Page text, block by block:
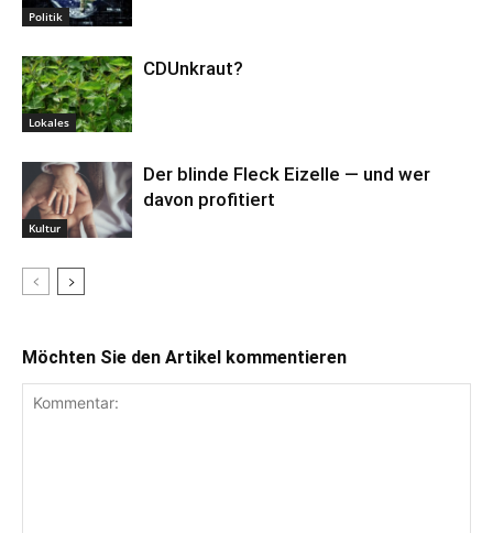
Politik
Lokales
CDUnkraut?
Kultur
Der blinde Fleck Eizelle — und wer
davon profitiert
Möchten Sie den Artikel kommentieren